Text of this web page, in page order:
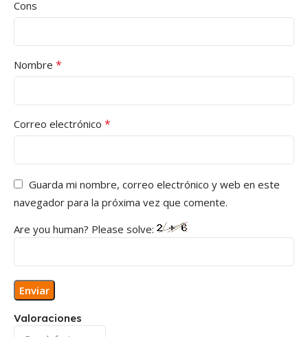
Valoraciones
Cons
Nombre *
Correo electrónico *
Guarda mi nombre, correo electrónico y web en este
navegador para la próxima vez que comente.
Are you human? Please solve: